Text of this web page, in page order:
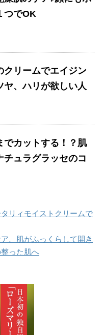
つでOK
クリームでエイジン
ヤ、ハリが欲しい人
でカットする！？肌
チュラグラッセのコ
リィモイストクリームで
。肌がふっくらして開き
った肌へ